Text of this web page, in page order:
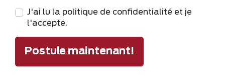
J'ai lu la politique de confidentialité et je
l'accepte.
Postule maintenant!